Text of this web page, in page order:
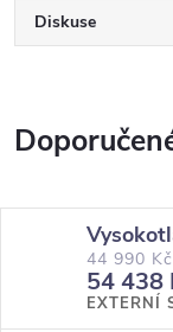
Diskuse
44 990
54 438
EXTERNÍ